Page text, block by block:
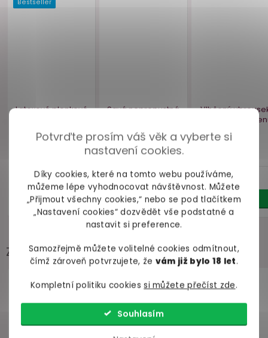
Potvrďte prosím váš věk a vyberte si
nastavení cookies.
Díky cookies, které na tomto webu používáme,
můžeme lépe vyhodnocovat návštěvnost. Můžete
„Přijmout všechny cookies,“ nebo se pod tlačítkem
„Nastavení cookies“ dozvědět vše podstatné a
nastavit si preference.
Samozřejmě můžete volitelné cookies odmítnout,
čímž zároveň potvrzujete, že vám již bylo 18 let.
Kompletní politiku cookiessi můžete přečíst zde.
Souhlasím
Bestseller
Zákazníci často přidávají